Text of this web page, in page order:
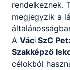
köz 1.
CLASSROOM
Telefon:
0626312167
rendelkeznek.
megjegyzik a
A Váci SzC
Szakképző
célokból